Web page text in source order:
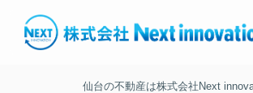
仙台の不動産は株式会社Next